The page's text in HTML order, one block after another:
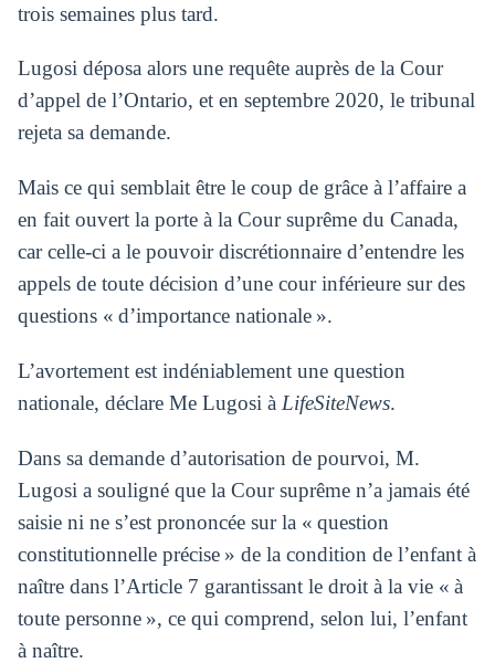
trois semaines plus tard.
Lugosi déposa alors une requête auprès de la Cour
d’appel de l’Ontario, et en septembre 2020, le tribunal
rejeta sa demande.
Mais ce qui semblait être le coup de grâce à l’affaire a
en fait ouvert la porte à la Cour suprême du Canada,
car celle-ci a le pouvoir discrétionnaire d’entendre les
appels de toute décision d’une cour inférieure sur des
questions « d’importance nationale ».
L’avortement est indéniablement une question
nationale, déclare Me Lugosi à LifeSiteNews.
Dans sa demande d’autorisation de pourvoi, M.
Lugosi a souligné que la Cour suprême n’a jamais été
saisie ni ne s’est prononcée sur la « question
constitutionnelle précise » de la condition de l’enfant à
naître dans l’Article 7 garantissant le droit à la vie « à
toute personne », ce qui comprend, selon lui, l’enfant
à naître.